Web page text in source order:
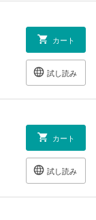
カート
試し読み
カート
試し読み